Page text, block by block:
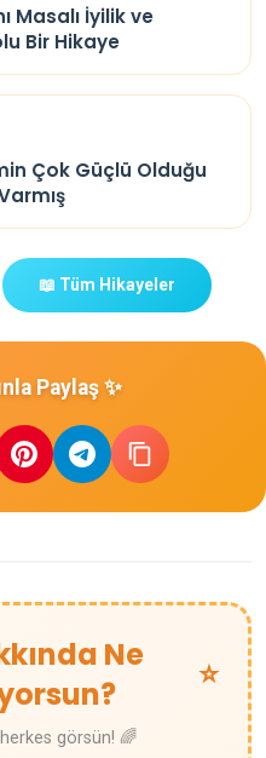
Masalı İyilik ve
Bir Hikaye
Çok Güçlü Olduğu
📖 Tüm Hikayeler
Paylaş ✨
Ne
⭐
görsün! 🌈